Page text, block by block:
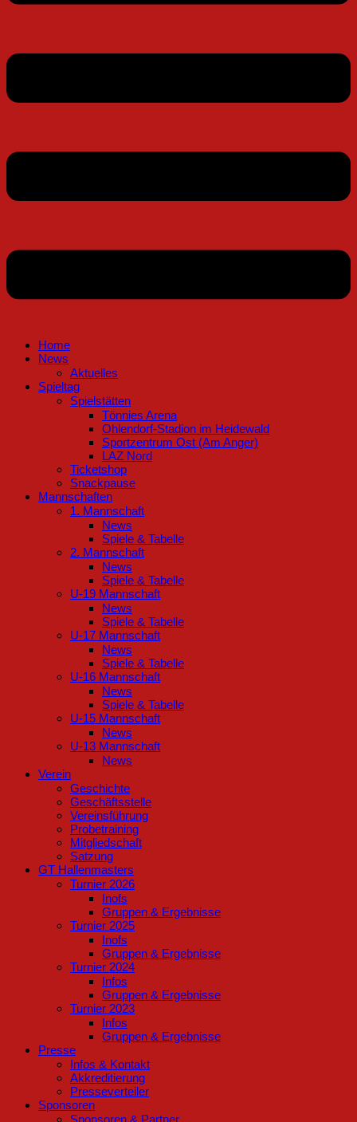
Home
News
Aktuelles
Spieltag
Spielstätten
Tönnies Arena
Ohlendorf-Stadion im Heidewald
Sportzentrum Ost (Am Anger)
LAZ Nord
Ticketshop
Snackpause
Mannschaften
1. Mannschaft
News
Spiele & Tabelle
2. Mannschaft
News
Spiele & Tabelle
U-19 Mannschaft
News
Spiele & Tabelle
U-17 Mannschaft
News
Spiele & Tabelle
U-16 Mannschaft
News
Spiele & Tabelle
U-15 Mannschaft
News
U-13 Mannschaft
News
Verein
Geschichte
Geschäftsstelle
Vereinsführung
Probetraining
Mitgliedschaft
Satzung
GT Hallenmasters
Turnier 2026
Inofs
Gruppen & Ergebnisse
Turnier 2025
Inofs
Gruppen & Ergebnisse
Turnier 2024
Infos
Gruppen & Ergebnisse
Turnier 2023
Infos
Gruppen & Ergebnisse
Presse
Infos & Kontakt
Akkreditierung
Presseverteiler
Sponsoren